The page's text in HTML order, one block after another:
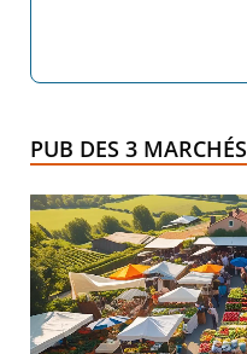
PUB DES 3 MARCHÉS